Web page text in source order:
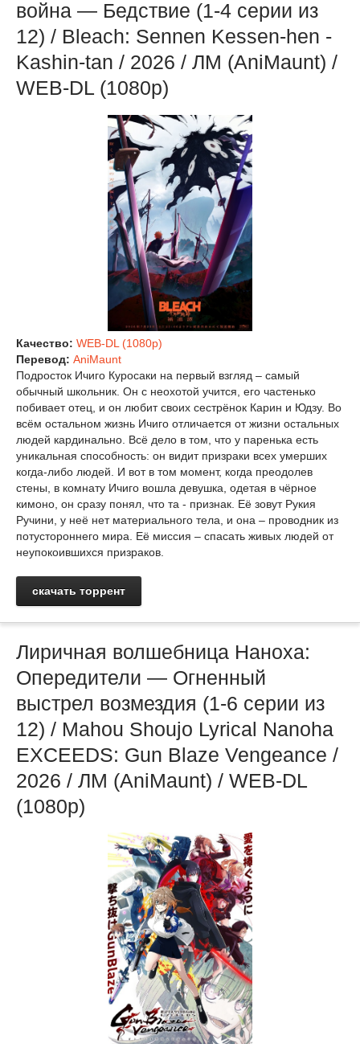
война — Бедствие (1-4 серии из
12) / Bleach: Sennen Kessen-hen -
Kashin-tan / 2026 / ЛМ (AniMaunt) /
WEB-DL (1080p)
Качество: WEB-DL (1080p)
Перевод: AniMaunt
Подросток Ичиго Куросаки на первый взгляд – самый
обычный школьник. Он с неохотой учится, его частенько
побивает отец, и он любит своих сестрёнок Карин и Юдзу. Во
всём остальном жизнь Ичиго отличается от жизни остальных
людей кардинально. Всё дело в том, что у паренька есть
уникальная способность: он видит призраки всех умерших
когда-либо людей. И вот в том момент, когда преодолев
стены, в комнату Ичиго вошла девушка, одетая в чёрное
кимоно, он сразу понял, что та - признак. Её зовут Рукия
Ручини, у неё нет материального тела, и она – проводник из
потустороннего мира. Её миссия – спасать живых людей от
неупокоившихся призраков.
скачать торрент
Лиричная волшебница Наноха:
Опередители — Огненный
выстрел возмездия (1-6 серии из
12) / Mahou Shoujo Lyrical Nanoha
EXCEEDS: Gun Blaze Vengeance /
2026 / ЛМ (AniMaunt) / WEB-DL
(1080p)